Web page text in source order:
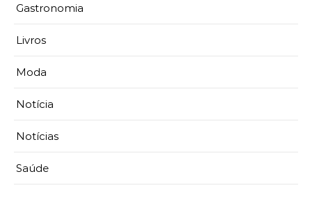
Gastronomia
Livros
Moda
Notícia
Notícias
Saúde